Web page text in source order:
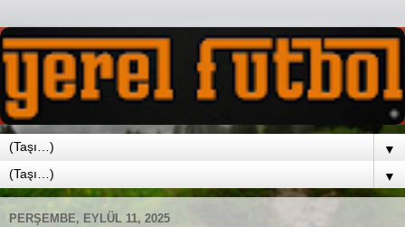
▼
▼
PERŞEMBE, EYLÜL 11, 2025